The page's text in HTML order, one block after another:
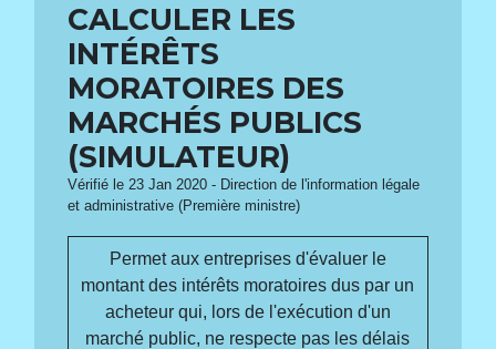
CALCULER LES
INTÉRÊTS
MORATOIRES DES
MARCHÉS PUBLICS
(SIMULATEUR)
Vérifié le 23 Jan 2020 - Direction de l'information légale
et administrative (Première ministre)
Permet aux entreprises d'évaluer le
montant des intérêts moratoires dus par un
acheteur qui, lors de l'exécution d'un
marché public, ne respecte pas les délais